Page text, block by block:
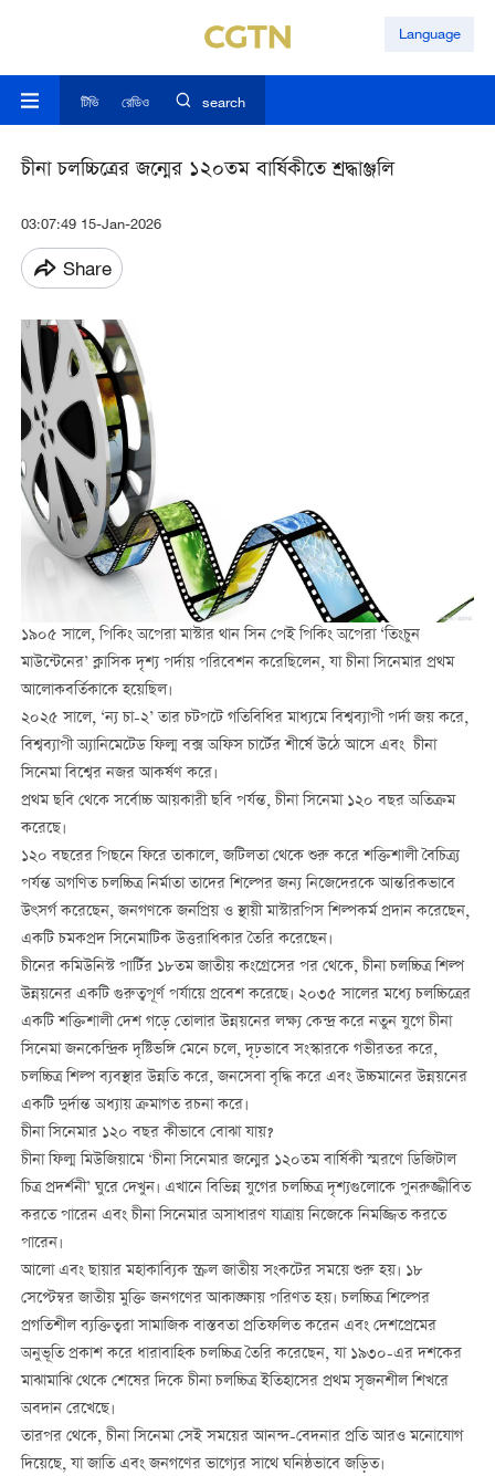
Language
টিভি রেডিও search
চীনা চলচ্চিত্রের জন্মের ১২০তম বার্ষিকীতে শ্রদ্ধাঞ্জলি
03:07:49 15-Jan-2026
Share
১৯০৫ সালে, পিকিং অপেরা মাস্টার থান সিন পেই পিকিং অপেরা ‘তিংচুন
মাউন্টেনের’ ক্লাসিক দৃশ্য পর্দায় পরিবেশন করেছিলেন, যা চীনা সিনেমার প্রথম
আলোকবর্তিকাকে হয়েছিল।
২০২৫ সালে, ‘ন্য চা-২’ তার চটপটে গতিবিধির মাধ্যমে বিশ্বব্যাপী পর্দা জয় করে,
বিশ্বব্যাপী অ্যানিমেটেড ফিল্ম বক্স অফিস চার্টের শীর্ষে উঠে আসে এবং চীনা
সিনেমা বিশ্বের নজর আকর্ষণ করে।
প্রথম ছবি থেকে সর্বোচ্চ আয়কারী ছবি পর্যন্ত, চীনা সিনেমা ১২০ বছর অতিক্রম
করেছে।
১২০ বছরের পিছনে ফিরে তাকালে, জটিলতা থেকে শুরু করে শক্তিশালী বৈচিত্র্য
পর্যন্ত অগণিত চলচ্চিত্র নির্মাতা তাদের শিল্পের জন্য নিজেদেরকে আন্তরিকভাবে
উৎসর্গ করেছেন, জনগণকে জনপ্রিয় ও স্থায়ী মাস্টারপিস শিল্পকর্ম প্রদান করেছেন,
একটি চমকপ্রদ সিনেমাটিক উত্তরাধিকার তৈরি করেছেন।
চীনের কমিউনিস্ট পার্টির ১৮তম জাতীয় কংগ্রেসের পর থেকে, চীনা চলচ্চিত্র শিল্প
উন্নয়নের একটি গুরুত্বপূর্ণ পর্যায়ে প্রবেশ করেছে। ২০৩৫ সালের মধ্যে চলচ্চিত্রের
একটি শক্তিশালী দেশ গড়ে তোলার উন্নয়নের লক্ষ্য কেন্দ্র করে নতুন যুগে চীনা
সিনেমা জনকেন্দ্রিক দৃষ্টিভঙ্গি মেনে চলে, দৃঢ়ভাবে সংস্কারকে গভীরতর করে,
চলচ্চিত্র শিল্প ব্যবস্থার উন্নতি করে, জনসেবা বৃদ্ধি করে এবং উচ্চমানের উন্নয়নের
একটি দুর্দান্ত অধ্যায় ক্রমাগত রচনা করে।
চীনা সিনেমার ১২০ বছর কীভাবে বোঝা যায়?
চীনা ফিল্ম মিউজিয়ামে ‘চীনা সিনেমার জন্মের ১২০তম বার্ষিকী স্মরণে ডিজিটাল
চিত্র প্রদর্শনী’ ঘুরে দেখুন। এখানে বিভিন্ন যুগের চলচ্চিত্র দৃশ্যগুলোকে পুনরুজ্জীবিত
করতে পারেন এবং চীনা সিনেমার অসাধারণ যাত্রায় নিজেকে নিমজ্জিত করতে
পারেন।
আলো এবং ছায়ার মহাকাব্যিক স্ক্রল জাতীয় সংকটের সময়ে শুরু হয়। ১৮
সেপ্টেম্বর জাতীয় মুক্তি জনগণের আকাঙ্ক্ষায় পরিণত হয়। চলচ্চিত্র শিল্পের
প্রগতিশীল ব্যক্তিত্বরা সামাজিক বাস্তবতা প্রতিফলিত করেন এবং দেশপ্রেমের
অনুভূতি প্রকাশ করে ধারাবাহিক চলচ্চিত্র তৈরি করেছেন, যা ১৯৩০-এর দশকের
মাঝামাঝি থেকে শেষের দিকে চীনা চলচ্চিত্র ইতিহাসের প্রথম সৃজনশীল শিখরে
অবদান রেখেছে।
তারপর থেকে, চীনা সিনেমা সেই সময়ের আনন্দ-বেদনার প্রতি আরও মনোযোগ
দিয়েছে, যা জাতি এবং জনগণের ভাগ্যের সাথে ঘনিষ্ঠভাবে জড়িত।